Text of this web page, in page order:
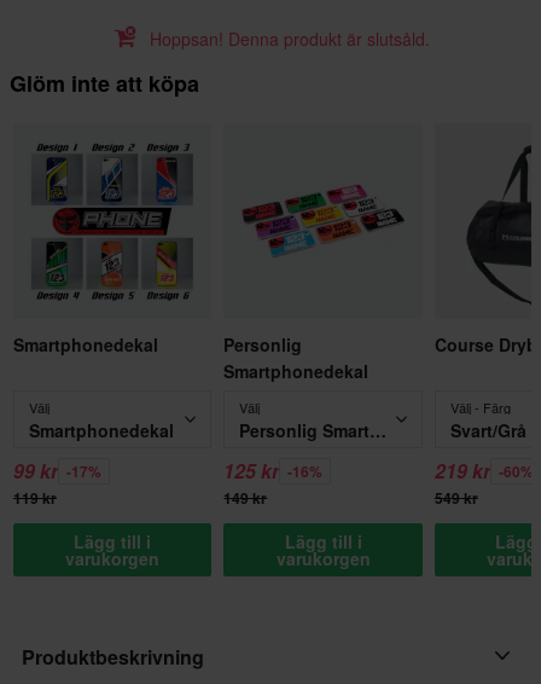
Hoppsan! Denna produkt är slutsåld.
Glöm inte att köpa
Smartphonedekal
Välj
Smartphonedekal
99 kr -17%
119 kr
Lägg till i
varukorgen
Personlig
Smartphonedekal
Välj
Personlig Smartphonedekal
125 kr -16%
149 kr
Lägg till i
varukorgen
Course
Välj - Färg
Svart/Grå
219 kr -60%
549 kr
Produktbeskrivning